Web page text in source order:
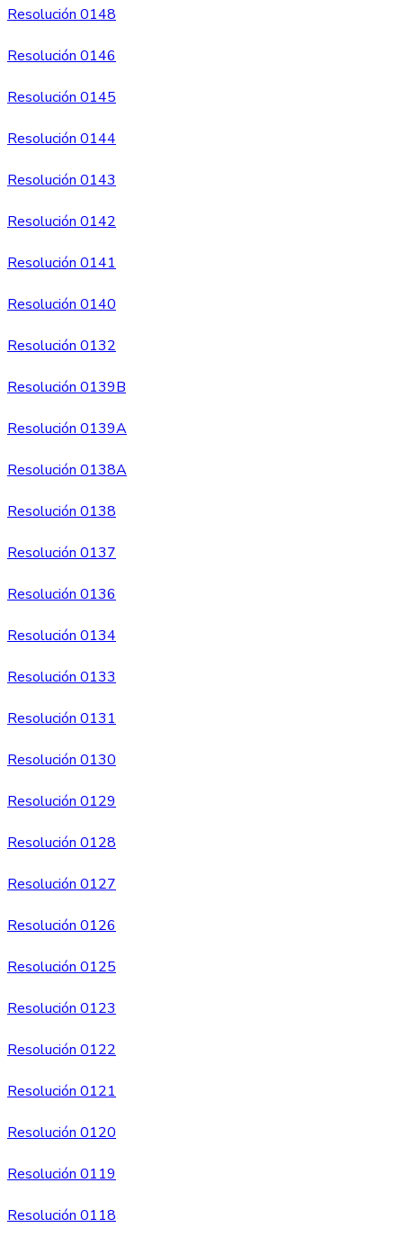
Resolución 0148
Resolución 0146
Resolución 0145
Resolución 0144
Resolución 0143
Resolución 0142
Resolución 0141
Resolución 0140
Resolución 0132
Resolución 0139B
Resolución 0139A
Resolución 0138A
Resolución 0138
Resolución 0137
Resolución 0136
Resolución 0134
Resolución 0133
Resolución 0131
Resolución 0130
Resolución 0129
Resolución 0128
Resolución 0127
Resolución 0126
Resolución 0125
Resolución 0123
Resolución 0122
Resolución 0121
Resolución 0120
Resolución 0119
Resolución 0118